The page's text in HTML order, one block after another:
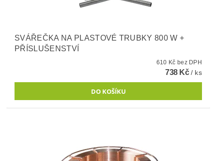
SVÁŘEČKA NA PLASTOVÉ TRUBKY 800 W +
PŘÍSLUŠENSTVÍ
610 Kč bez DPH
738 Kč/ ks